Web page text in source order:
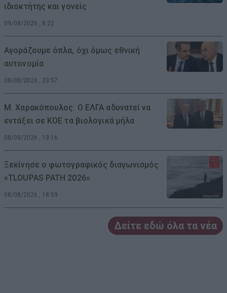
ιδιοκτήτης και γονείς
09/08/2026 , 8:22
Αγοράζουμε όπλα, όχι όμως εθνική
αυτονομία
08/08/2026 , 23:57
Μ. Χαρακόπουλος: Ο ΕΛΓΑ αδυνατεί να
εντάξει σε ΚΟΕ τα βιολογικά μήλα
08/08/2026 , 19:16
Ξεκίνησε ο φωτογραφικός διαγωνισμός
«TLOUPAS PATH 2026»
08/08/2026 , 18:59
Δείτε εδώ όλα τα νέα